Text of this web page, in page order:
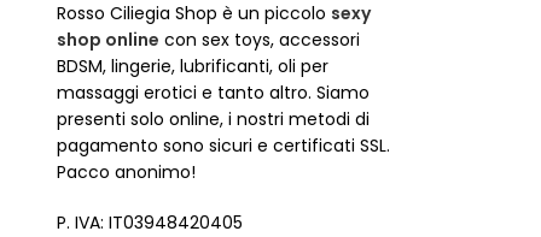
Rosso Ciliegia Shop è un piccolo sexy
shop online con sex toys, accessori
BDSM, lingerie, lubrificanti, oli per
massaggi erotici e tanto altro. Siamo
presenti solo online, i nostri metodi di
pagamento sono sicuri e certificati SSL.
Pacco anonimo!
P. IVA: IT03948420405